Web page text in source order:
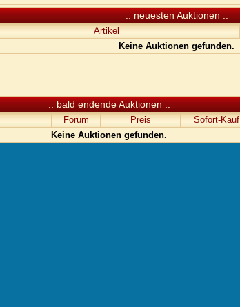
.: neuesten Auktionen :.
Artikel
Keine Auktionen gefunden.
.: bald endende Auktionen :.
Forum Preis Sofort-Kauf
Keine Auktionen gefunden.